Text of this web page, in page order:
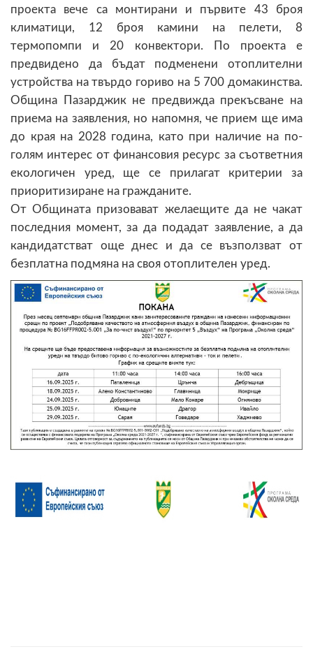
проекта вече са монтирани и първите 43 броя
климатици, 12 броя камини на пелети, 8
термопомпи и 20 конвектори. По проекта е
предвидено да бъдат подменени отоплителни
устройства на твърдо гориво на 5 700 домакинства.
Община Пазарджик не предвижда прекъсване на
приема на заявления, но напомня, че прием ще има
до края на 2028 година, като при наличие на по-
голям интерес от финансовия ресурс за съответния
екологичен уред, ще се прилагат критерии за
приоритизиране на гражданите.
От Общината призовават желаещите да не чакат
последния момент, за да подадат заявление, а да
кандидатстват още днес и да се възползват от
безплатна подмяна на своя отоплителен уред.